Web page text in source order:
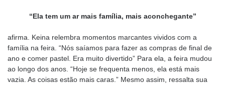
“Ela tem um ar mais família, mais aconchegante”
afirma. Keina relembra momentos marcantes vividos com a
família na feira. “Nós saíamos para fazer as compras de final de
ano e comer pastel. Era muito divertido” Para ela, a feira mudou
ao longo dos anos. “Hoje se frequenta menos, ela está mais
vazia. As coisas estão mais caras.” Mesmo assim, ressalta sua